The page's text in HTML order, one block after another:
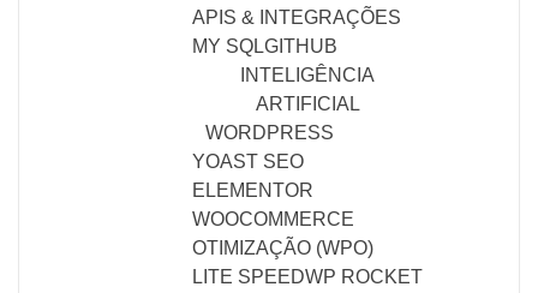
APIS & INTEGRAÇÕES
MY SQLGITHUB
INTELIGÊNCIA
ARTIFICIAL
WORDPRESS
YOAST SEO
ELEMENTOR
WOOCOMMERCE
OTIMIZAÇÃO (WPO)
LITE SPEEDWP ROCKET